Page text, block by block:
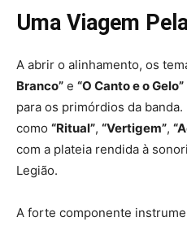
Uma Viagem
A abrir o alinhamento, os
Branco” e “O Canto e o Gelo”
para os primórdios da
como “Ritual”, “Vertigem”,
com a plateia rendida à
Legião.
A forte componente